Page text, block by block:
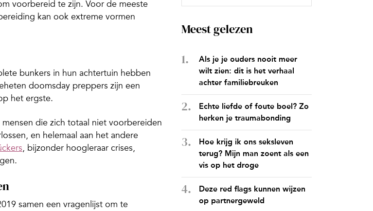
voorbereid te zijn. Voor de meeste
kan ook extreme vormen
bunkers in hun achtertuin hebben
doomsday preppers zijn een
het ergste.
mensen die zich totaal niet voorbereiden
en helemaal aan het andere
, bijzonder hoogleraar crises,
samen een vragenlijst om te
Meest gelezen
Als je je ouders nooit meer
wilt zien: dit is het verhaal
achter familiebreuken
Echte liefde of foute boel? Zo
herken je traumabonding
Hoe krijg ik ons seksleven
terug? Mijn man zoent als een
vis op het droge
Deze red flags kunnen wijzen
op partnergeweld